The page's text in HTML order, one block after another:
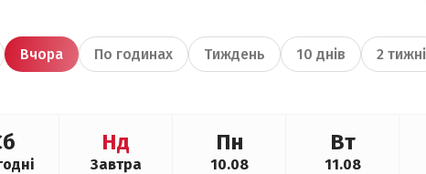
Вчора По годинах Тиждень 10 днів 2 тижні
Нд
Завтра
Пн
10.08
Вт
11.08